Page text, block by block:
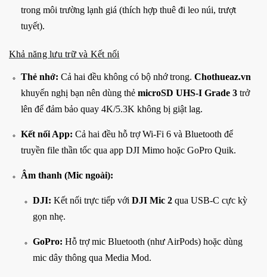
trong môi trường lạnh giá (thích hợp thuê đi leo núi, trượt
tuyết).
Khả năng lưu trữ và Kết nối
Thẻ nhớ: Cả hai đều không có bộ nhớ trong. Chothueaz.vn
khuyến nghị bạn nên dùng thẻ microSD UHS-I Grade 3 trở
lên để đảm bảo quay 4K/5.3K không bị giật lag.
Kết nối App: Cả hai đều hỗ trợ Wi-Fi 6 và Bluetooth để
truyền file thần tốc qua app DJI Mimo hoặc GoPro Quik.
Âm thanh (Mic ngoài):
DJI: Kết nối trực tiếp với DJI Mic 2 qua USB-C cực kỳ
gọn nhẹ.
GoPro: Hỗ trợ mic Bluetooth (như AirPods) hoặc dùng
mic dây thông qua Media Mod.